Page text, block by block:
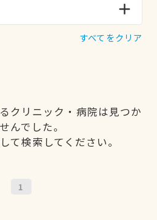
すべてをクリア
クリニック・病院は見つか
んでした。
て検索してください。
1